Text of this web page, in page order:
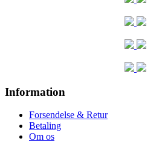
Information
Forsendelse & Retur
Betaling
Om os